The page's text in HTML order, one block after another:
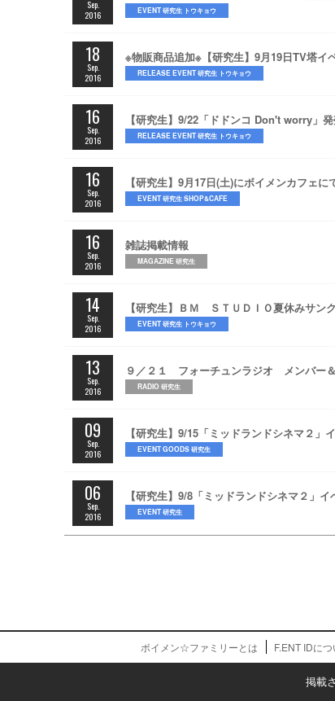
Sep.
2016
EVENT 研究生 トウキョウ
18
Sep.
2016
※物販商品追加※【研究生】9月19日TV塔イ
RELEASE EVENT 研究生 トウキョウ
16
Sep.
2016
【研究生】9/22「ドドンコ Don't worry」
RELEASE EVENT 研究生 トウキョウ
16
Sep.
2016
【研究生】9月17日(土)にボイメンカフェ
EVENT 研究生 SHOP&CAFE
16
Sep.
2016
雑誌掲載情報
MAGAZINE 研究生
14
Sep.
2016
【研究生】ＢＭ ＳＴＵＤＩＯ夏休みサ
EVENT 研究生 トウキョウ
13
Sep.
2016
９／２１ フォーチュンラジオ メンバー
RADIO 研究生
09
Sep.
2016
【研究生】9/15「ミッドランドシネマ２
EVENT GOODS 研究生
06
Sep.
2016
【研究生】9/8「ミッドランドシネマ２」
EVENT 研究生
ボイメン☆ファミリーとは F.ENT IDにつ
掲載